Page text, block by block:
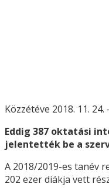
Közzétéve 2018. 11. 24. -
Eddig 387 oktatási
jelentették be a
A 2018/2019-es tanév
202 ezer diákja vett